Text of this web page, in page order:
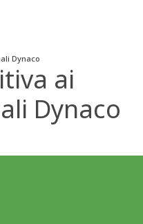
Dynaco
ai
Dynaco